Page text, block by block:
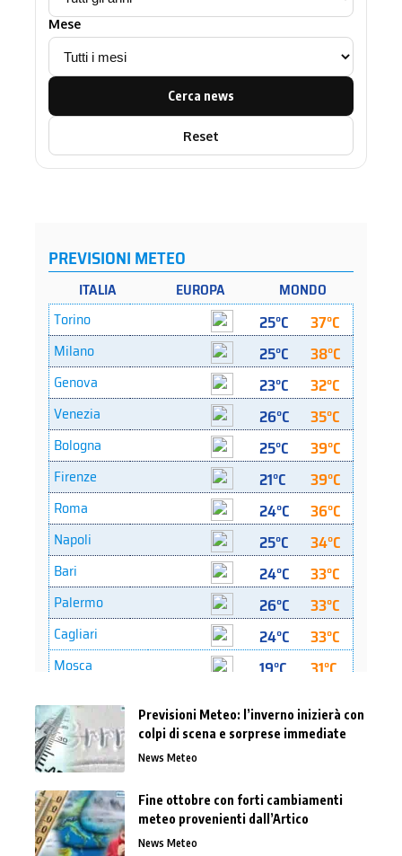
Mese
Cerca news
Reset
Previsioni Meteo: l’inverno inizierà con
colpi di scena e sorprese immediate
News Meteo
Fine ottobre con forti cambiamenti
meteo provenienti dall’Artico
News Meteo